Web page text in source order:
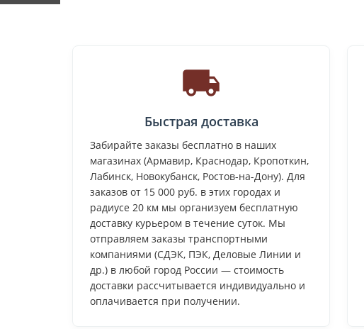
Быстрая доставка
Забирайте заказы бесплатно в наших
магазинах (Армавир, Краснодар, Кропоткин,
Лабинск, Новокубанск, Ростов-на-Дону). Для
заказов от 15 000 руб. в этих городах и
радиусе 20 км мы организуем бесплатную
доставку курьером в течение суток. Мы
отправляем заказы транспортными
компаниями (СДЭК, ПЭК, Деловые Линии и
др.) в любой город России — стоимость
доставки рассчитывается индивидуально и
оплачивается при получении.